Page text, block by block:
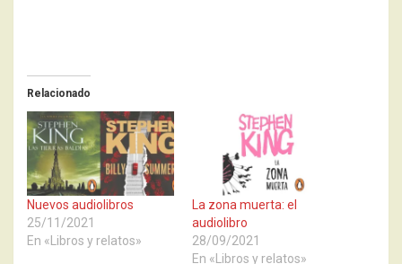
Relacionado
Nuevos audiolibros
25/11/2021
En «Libros y relatos»
La zona muerta: el
audiolibro
28/09/2021
En «Libros y relatos»